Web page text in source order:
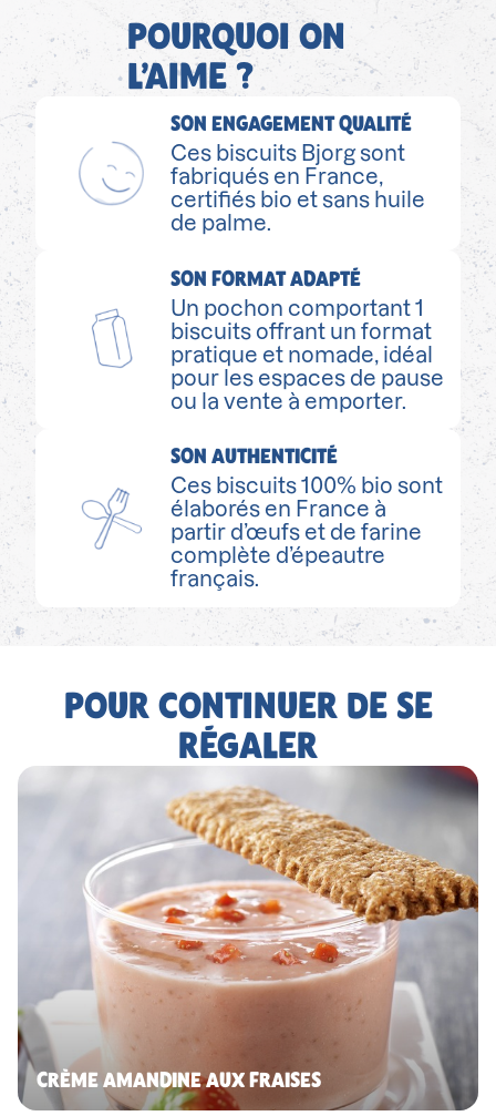
POURQUOI ON
L’AIME ?
SON ENGAGEMENT QUALITÉ
Ces biscuits Bjorg sont
fabriqués en France,
certifiés bio et sans huile
de palme.
SON FORMAT ADAPTÉ
Un pochon comportant 1
biscuits offrant un format
pratique et nomade, idéal
pour les espaces de pause
ou la vente à emporter.
SON AUTHENTICITÉ
Ces biscuits 100% bio sont
élaborés en France à
partir d’œufs et de farine
complète d’épeautre
français.
POUR CONTINUER DE SE
RÉGALER
CRÈME AMANDINE AUX FRAISES